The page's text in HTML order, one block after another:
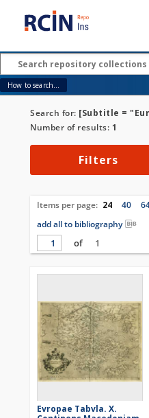
How to search...
Search for: [Subtitle =
Number of results: 1
Filters
Items per page: 24 40
add all to bibliography
of
1
Evropae Tabvla. X.